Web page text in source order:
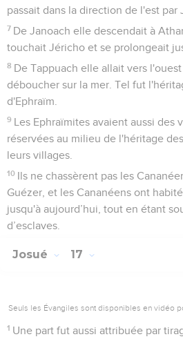
passait dans la direction de l'est par
7 De Janoach elle descendait à
touchait Jéricho et se prolongeait
8 De Tappuach elle allait vers
déboucher sur la mer. Tel fut
d'Ephraïm.
9 Les Ephraïmites avaient aussi des
réservées au milieu de l'héritage
leurs villages.
10 Ils ne chassèrent pas les
Guézer, et les Cananéens ont
jusqu'à aujourd’hui, tout en étant
d’esclaves.
Josué 17
Seuls les Évangiles sont disponibles en vidéo
1 Une part fut aussi attribuée par